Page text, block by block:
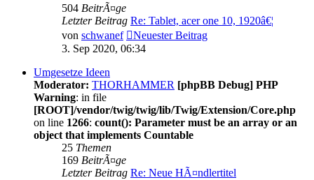
504 BeitrÃ¤ge
Letzter Beitrag Re: Tablet, acer one 10, 1920â€¦
von schwanef
Neuester Beitrag
3. Sep 2020, 06:34
Umgesetze Ideen
Moderator: THORHAMMER [phpBB Debug] PHP
Warning: in file
[ROOT]/vendor/twig/twig/lib/Twig/Extension/Core.php
on line 1266: count(): Parameter must be an array or an
object that implements Countable
25 Themen
169 BeitrÃ¤ge
Letzter Beitrag Re: Neue HÃ¤ndlertitel